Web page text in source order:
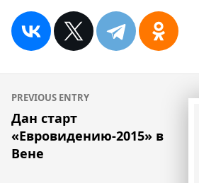
Навигация
по
записям
PREVIOUS ENTRY
Дан старт
«Евровидению-2015» в
Вене